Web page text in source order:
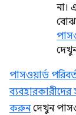
না।
পাসওয়ার্ড
করুনদেখুন